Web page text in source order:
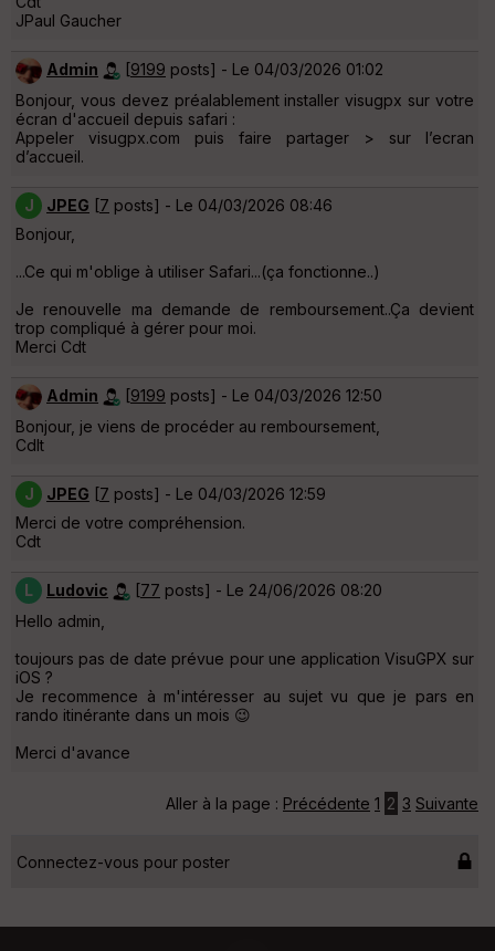
JPaul Gaucher
Admin [9199 posts] - Le 04/03/2026 01:02
Bonjour, vous devez préalablement installer visugpx sur votre
écran d'accueil depuis safari :
Appeler visugpx.com puis faire partager > sur l’ecran
d’accueil.
J JPEG [7 posts] - Le 04/03/2026 08:46
Bonjour,
...Ce qui m'oblige à utiliser Safari...(ça fonctionne..)
Je renouvelle ma demande de remboursement..Ça devient
trop compliqué à gérer pour moi.
Merci Cdt
Admin [9199 posts] - Le 04/03/2026 12:50
Bonjour, je viens de procéder au remboursement,
Cdlt
J JPEG [7 posts] - Le 04/03/2026 12:59
Merci de votre compréhension.
Cdt
L Ludovic [77 posts] - Le 24/06/2026 08:20
Hello admin,
toujours pas de date prévue pour une application VisuGPX sur
iOS ?
Je recommence à m'intéresser au sujet vu que je pars en
rando itinérante dans un mois 😉
Merci d'avance
Aller à la page : Précédente 1 2 3 Suivante
Connectez-vous pour poster